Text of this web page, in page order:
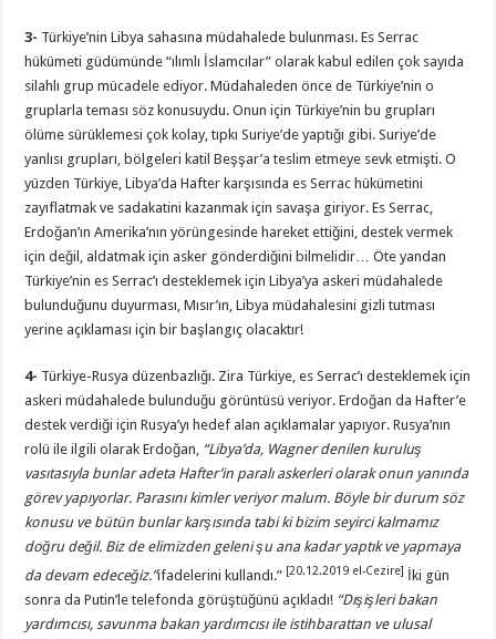
3- Türkiye’nin Libya sahasına müdahalede bulunması. Es Serrac
hükümeti güdümünde “ılımlı İslamcılar” olarak kabul edilen çok sayıda
silahlı grup mücadele ediyor. Müdahaleden önce de Türkiye’nin o
gruplarla teması söz konusuydu. Onun için Türkiye’nin bu grupları
ölüme sürüklemesi çok kolay, tıpkı Suriye’de yaptığı gibi. Suriye’de
yanlısı grupları, bölgeleri katil Beşşar’a teslim etmeye sevk etmişti. O
yüzden Türkiye, Libya’da Hafter karşısında es Serrac hükümetini
zayıflatmak ve sadakatini kazanmak için savaşa giriyor. Es Serrac,
Erdoğan’ın Amerika’nın yörüngesinde hareket ettiğini, destek vermek
için değil, aldatmak için asker gönderdiğini bilmelidir… Öte yandan
Türkiye’nin es Serrac’ı desteklemek için Libya’ya askeri müdahalede
bulunduğunu duyurması, Mısır’ın, Libya müdahalesini gizli tutması
yerine açıklaması için bir başlangıç olacaktır!
4- Türkiye-Rusya düzenbazlığı. Zira Türkiye, es Serrac’ı desteklemek için
askeri müdahalede bulunduğu görüntüsü veriyor. Erdoğan da Hafter’e
destek verdiği için Rusya’yı hedef alan açıklamalar yapıyor. Rusya’nın
rolü ile ilgili olarak Erdoğan, “Libya’da, Wagner denilen kuruluş
vasıtasıyla bunlar adeta Hafter’in paralı askerleri olarak onun yanında
görev yapıyorlar. Parasını kimler veriyor malum. Böyle bir durum söz
konusu ve bütün bunlar karşısında tabi ki bizim seyirci kalmamız
doğru değil. Biz de elimizden geleni şu ana kadar yaptık ve yapmaya
da devam edeceğiz.”ifadelerini kullandı.” [20.12.2019 el-Cezire]
İki gün
sonra da Putin’le telefonda görüştüğünü açıkladı! “Dışişleri bakan
yardımcısı, savunma bakan yardımcısı ile istihbarattan ve ulusal